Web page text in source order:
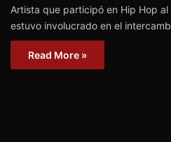
Artista que participó en Hip Hop
estuvo involucrado en el
Read More »